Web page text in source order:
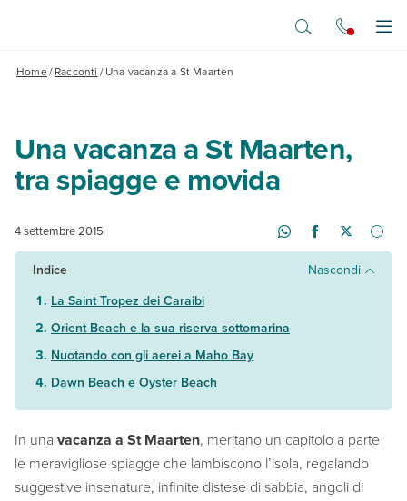
Home/Racconti /Una vacanza a St Maarten
Una vacanza a St Maarten,
tra spiagge e movida
4 settembre 2015
Indice
Nascondi
La Saint Tropez dei Caraibi
Orient Beach e la sua riserva sottomarina
Nuotando con gli aerei a Maho Bay
Dawn Beach e Oyster Beach
In una vacanza a St Maarten, meritano un capitolo a parte
le meravigliose spiagge che lambiscono l’isola, regalando
suggestive insenature, infinite distese di sabbia, angoli di